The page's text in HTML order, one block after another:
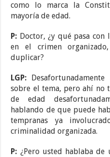
como lo marca la
mayoría de edad.
P: Doctor, ¿y qué pasa con
en el crimen
duplicar?
LGP:
sobre el tema, pero ahí no
de edad
hablando de que puede
tempranas ya
criminalidad organizada.
P: ¿Pero usted hablaba